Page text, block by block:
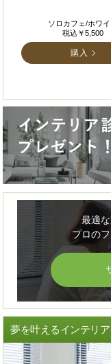
ソロカフェ/ホワイ
税込￥5,500
購入
最適
プロの
夢を叶えるインテリ